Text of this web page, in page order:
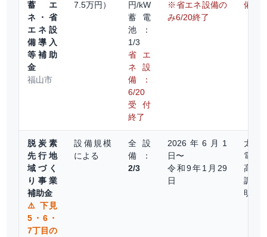
蓄エ
ネ・省
エネ設
備導入
等補助
金
福山市
7.5万円）
円/kW
蓄電
池：
1/3
省エ
ネ設
備：
6/20
受付
終了
※省エネ設備の
み6/20終了
備は
脱炭素
先行地
域づく
り事業
補助金
⚠️ 下見
5・6・
7丁目の
設備規模
による
全設
備：
2/3
2026年6月1
日〜
令和9年1月29
日
太
電・
高
調・
明